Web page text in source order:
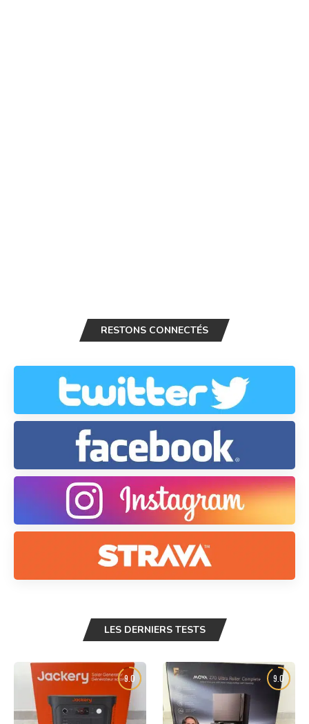
RESTONS CONNECTÉS
LES DERNIERS TESTS
9.0 9.0